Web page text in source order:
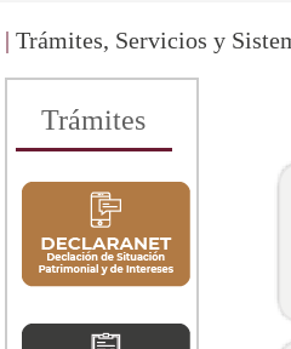
| Trámites, Servicios y
Trámites